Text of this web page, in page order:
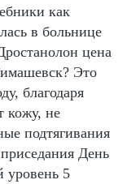
как
в больнице
цена
Это
благодаря
кожу, не
подтягивания
День
уровень 5